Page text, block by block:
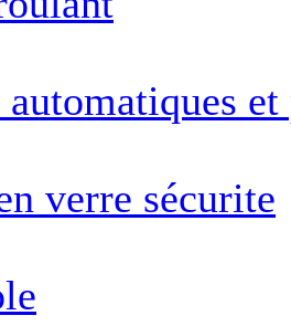
automatiques et
verre sécurite